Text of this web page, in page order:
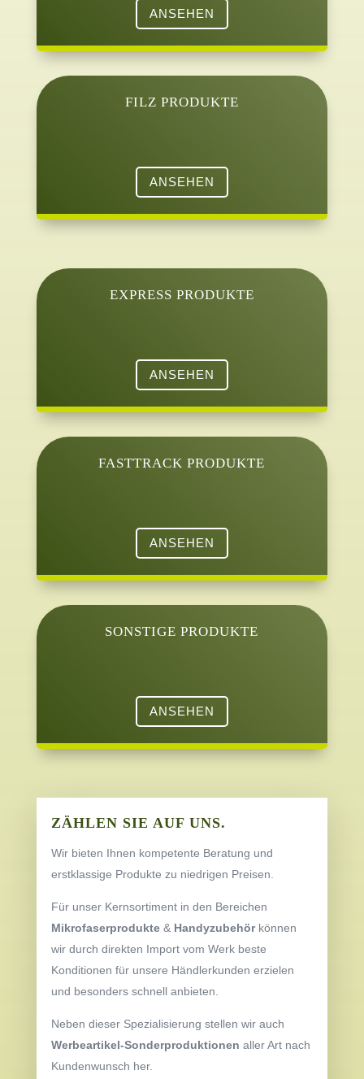
ANSEHEN
FILZ PRODUKTE
ANSEHEN
EXPRESS PRODUKTE
ANSEHEN
FASTTRACK PRODUKTE
ANSEHEN
SONSTIGE PRODUKTE
ANSEHEN
ZÄHLEN SIE AUF UNS.
Wir bieten Ihnen kompetente Beratung und
erstklassige Produkte zu niedrigen Preisen.
Für unser Kernsortiment in den Bereichen
Mikrofaserprodukte& Handyzubehör können
wir durch direkten Import vom Werk beste
Konditionen für unsere Händlerkunden erzielen
und besonders schnell anbieten.
Neben dieser Spezialisierung stellen wir auch
Werbeartikel-Sonderproduktionen aller Art nach
Kundenwunsch her.